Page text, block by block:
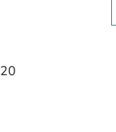
20